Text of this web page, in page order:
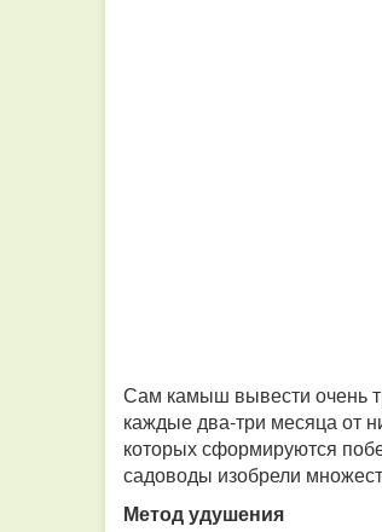
Сам камыш вывести очень
каждые два-три месяца от
которых сформируются
садоводы изобрели
Метод удушения